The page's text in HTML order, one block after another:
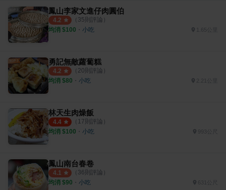
鳳山李家文進仔肉圓伯
4.2 （ 35則評論）
均消 $100 ・ 小吃 1.65公里
勇記無敵蘿蔔糕
4.2 （ 20則評論）
均消 $80 ・ 小吃
林天生肉燥飯
4.4 （ 17則評論）
均消 $100 ・ 小吃
鳳山南台春卷
4.1 （ 36則評論）
均消 $90 ・ 小吃